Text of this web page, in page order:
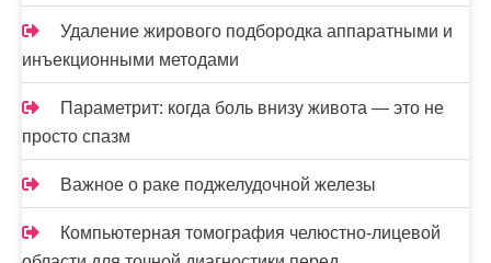
Удаление жирового подбородка аппаратными и
инъекционными методами
Параметрит: когда боль внизу живота — это не
просто спазм
Важное о раке поджелудочной железы
Компьютерная томография челюстно-лицевой